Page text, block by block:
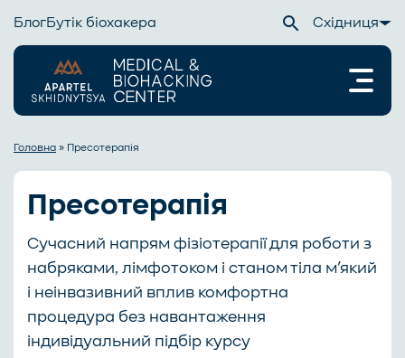
БлогБутік біохакера Східниця
Головна » Пресотерапія
Пресотерапія
Сучасний напрям фізіотерапії для роботи з
набряками, лімфотоком і станом тіла м’який
і неінвазивний вплив комфортна
процедура без навантаження
індивідуальний підбір курсу